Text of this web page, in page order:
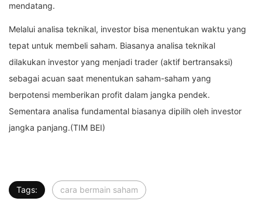
mendatang.
Melalui analisa teknikal, investor bisa menentukan waktu yang
tepat untuk membeli saham. Biasanya analisa teknikal
dilakukan investor yang menjadi trader (aktif bertransaksi)
sebagai acuan saat menentukan saham-saham yang
berpotensi memberikan profit dalam jangka pendek.
Sementara analisa fundamental biasanya dipilih oleh investor
jangka panjang.(TIM BEI)
Tags: cara bermain saham